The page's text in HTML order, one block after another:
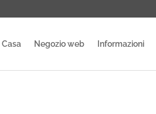
Casa Negozio web Informazioni